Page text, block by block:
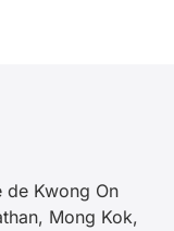
de Kwong On
Mong Kok,